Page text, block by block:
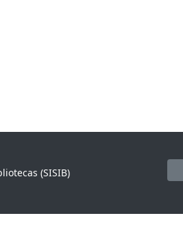
(SISIB)